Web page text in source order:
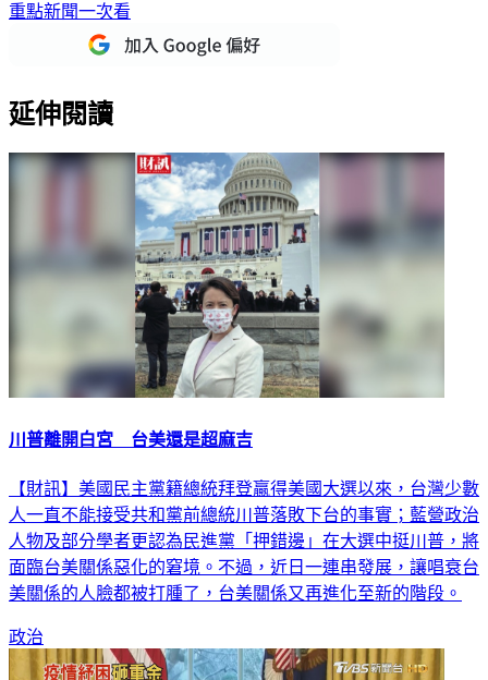
重點新聞一次看
延伸閱讀
川普離開白宮 台美還是超麻吉
【財訊】美國民主黨籍總統拜登贏得美國大選以來，台灣少數
人一直不能接受共和黨前總統川普落敗下台的事實；藍營政治
人物及部分學者更認為民進黨「押錯邊」在大選中挺川普，將
面臨台美關係惡化的窘境。不過，近日一連串發展，讓唱衰台
美關係的人臉都被打腫了，台美關係又再進化至新的階段。
政治